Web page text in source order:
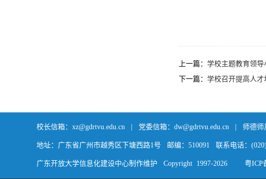
上一篇： 学校主题教育领
下一篇： 学校召开提高人
校长信箱：xz@gdrtvu.edu.cn | 党委信箱：dw@gdrtvu.edu.cn | 师德师
地址：广东省广州市越秀区下塘西路1号 邮编：510091 联系电话：
广东开放大学信息化建设中心制作维护 Copyright 1997-2026 粤ICP